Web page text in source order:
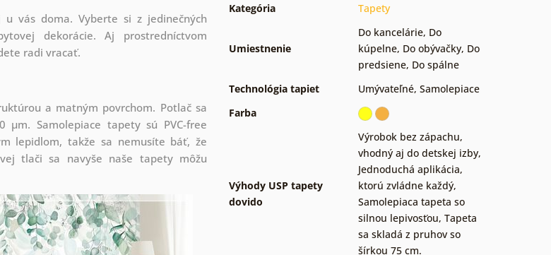
vás doma. Vyberte si z jedinečných
dekorácie. Aj prostredníctvom
radi vracať.
a matným povrchom. Potlač sa
Samolepiace tapety sú PVC-free
lepidlom, takže sa nemusíte báť, že
tlači sa navyše naše tapety môžu
Kategória Tapety
Umiestnenie
Do kancelárie, Do
kúpelne, Do obývačky, Do
predsiene, Do spálne
Technológia tapiet
Umývateľné, Samolepiace
Farba
Výhody USP tapety
dovido
Výrobok bez zápachu,
vhodný aj do detskej izby,
Jednoduchá aplikácia,
ktorú zvládne každý,
Samolepiaca tapeta so
silnou lepivosťou, Tapeta
sa skladá z pruhov so
šírkou 75 cm.